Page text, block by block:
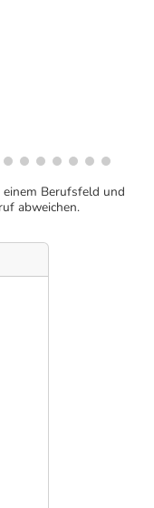
Berufsfeld und
abweichen.